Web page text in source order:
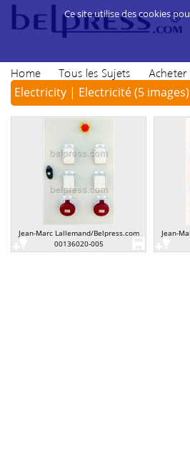
Home Tous les Sujets Acheter
Electricity | Electricité(5 images)
Jean-Marc Lallemand/Belpress.com
00136020-005
Jean-
Ce site utilise des cookies